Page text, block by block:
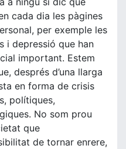
cada dia les pàgines
per exemple les
i depressió que han
important. Estem
després d’una llarga
en forma de crisis
polítiques,
No som prou
que
de tornar enrere,